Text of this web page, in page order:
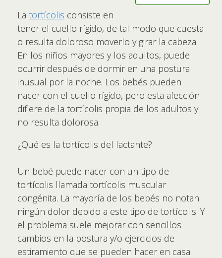
La tortícolis consiste en
tener el cuello rígido, de tal modo que cuesta
o resulta doloroso moverlo y girar la cabeza.
En los niños mayores y los adultos, puede
ocurrir después de dormir en una postura
inusual por la noche. Los bebés pueden
nacer con el cuello rígido, pero esta afección
difiere de la tortícolis propia de los adultos y
no resulta dolorosa.
¿Qué es la tortícolis del lactante?
Un bebé puede nacer con un tipo de
tortícolis llamada tortícolis muscular
congénita. La mayoría de los bebés no notan
ningún dolor debido a este tipo de tortícolis. Y
el problema suele mejorar con sencillos
cambios en la postura y/o ejercicios de
estiramiento que se pueden hacer en casa.